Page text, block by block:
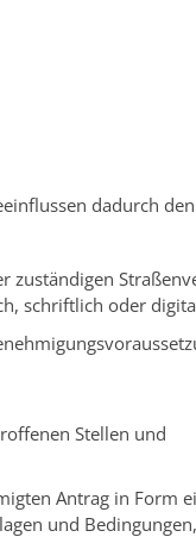
dadurch
zuständigen
schriftlich oder
Stellen und
Antrag in Form
und